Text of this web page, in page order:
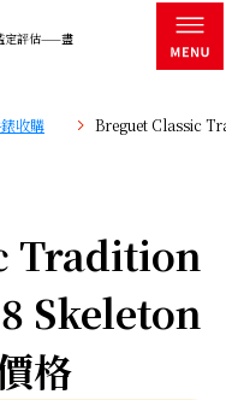
定評估——盡
收購 Breguet Classic
Tradition
Skeleton
格